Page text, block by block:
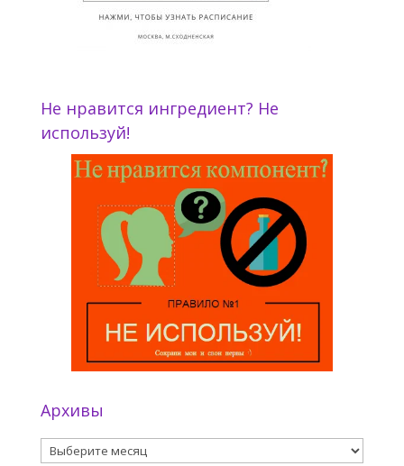
Не нравится ингредиент? Не
используй!
Архивы
Архивы